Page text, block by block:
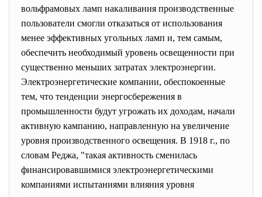
вольфрамовых ламп накаливания производственные
пользователи смогли отказаться от использования
менее эффективных угольных ламп и, тем самым,
обеспечить необходимый уровень освещенности при
существенно меньших затратах электроэнергии.
Электроэнергетические компании, обеспокоенные
тем, что тенденции энергосбережения в
промышленности будут угрожать их доходам, начали
активную кампанию, направленную на увеличение
уровня производственного освещения. В 1918 г., по
словам Реджа, "такая активность сменилась
финансировавшимися электроэнергетическими
компаниями испытаниями влияния уровня